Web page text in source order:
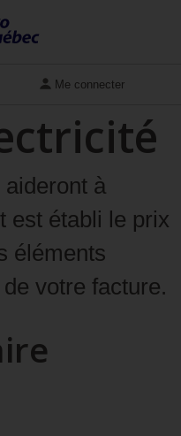
Me connecter
à
est établi le prix
éléments
votre facture.